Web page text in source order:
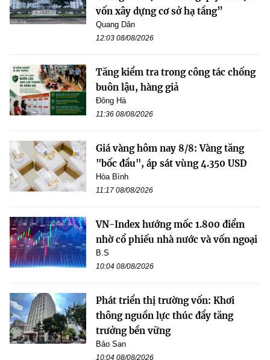
vốn xây dựng cơ sở hạ tầng”
Quang Dân
12:03 08/08/2026
Tăng kiểm tra trong công tác chống
buôn lậu, hàng giả
Đông Hà
11:36 08/08/2026
Giá vàng hôm nay 8/8: Vàng tăng
"bốc đầu", áp sát vùng 4.350 USD
Hòa Bình
11:17 08/08/2026
VN-Index hướng mốc 1.800 điểm
nhờ cổ phiếu nhà nước và vốn ngoại
B.S
10:04 08/08/2026
Phát triển thị trường vốn: Khơi
thông nguồn lực thúc đẩy tăng
trưởng bền vững
Bảo San
10:04 08/08/2026